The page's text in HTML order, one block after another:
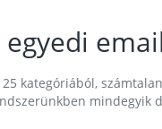
kategóriából,
mindegyik